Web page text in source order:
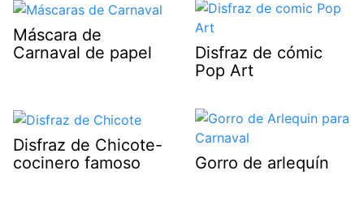
Máscara de
Carnaval de papel
Disfraz de cómic
Pop Art
Disfraz de Chicote-
cocinero famoso
Gorro de arlequín